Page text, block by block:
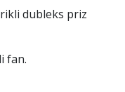
dubleks priz
fan.